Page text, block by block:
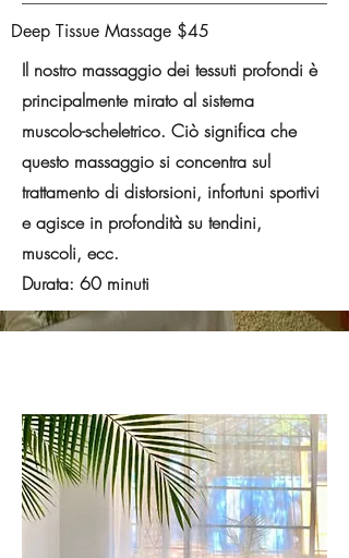
Deep Tissue Massage $45
Il nostro massaggio dei tessuti profondi è
principalmente mirato al sistema
muscolo-scheletrico. Ciò significa che
questo massaggio si concentra sul
trattamento di distorsioni, infortuni sportivi
e agisce in profondità su tendini,
muscoli, ecc.
Durata: 60 minuti